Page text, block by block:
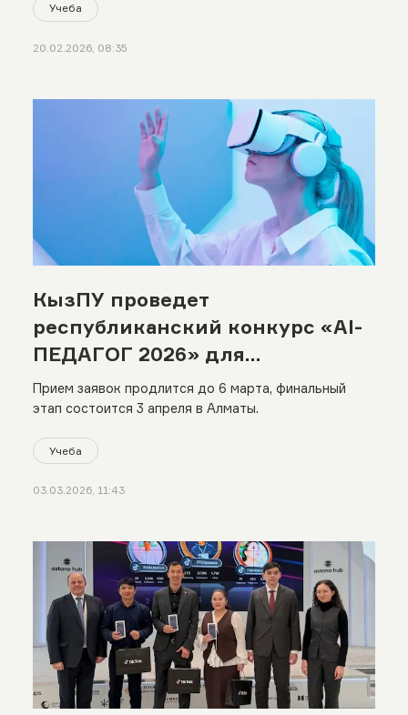
Учеба
20.02.2026, 08:35
КызПУ проведет
республиканский конкурс «AI-
ПЕДАГОГ 2026» для
выпускников
Прием заявок продлится до 6 марта, финальный
этап состоится 3 апреля в Алматы.
Учеба
03.03.2026, 11:43